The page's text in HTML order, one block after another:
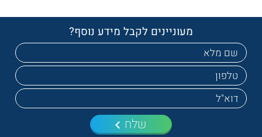
מעוניינים לקבל מידע נוסף?
שלח